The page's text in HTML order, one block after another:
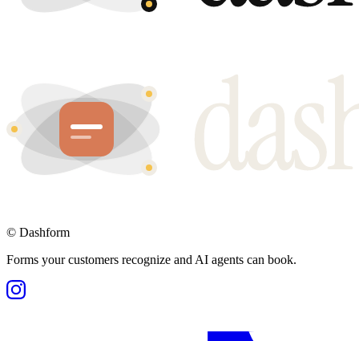
© Dashform
Forms your customers recognize and AI agents can book.